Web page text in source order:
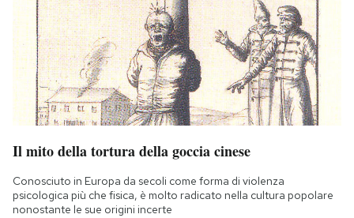
Il mito della tortura della goccia cinese
Conosciuto in Europa da secoli come forma di violenza
psicologica più che fisica, è molto radicato nella cultura popolare
nonostante le sue origini incerte